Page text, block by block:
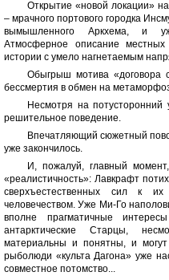
Открытие «новой локации»
– мрачного портового городка
вымышленного Аркхема, и
Атмосферное описание
истории с умело нагнетаемым
Обыгрыш мотива «договора
бессмертия в обмен на
Несмотря на
решительное поведение.
Впечатляющий сюжетный
уже закончилось.
И, пожалуй, главный
«реалистичность»: Лавкрафт
сверхъестественных сил к
человечеством. Уже Ми-Го
вполне прагматичные
антарктические Старцы,
материальны и понятны, и
рыболюди «культа Дагона» уже
совместное потомство...